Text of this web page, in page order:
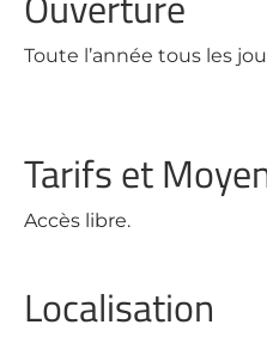
Toute l’année tous les
Tarifs et
Accès libre.
Localisation